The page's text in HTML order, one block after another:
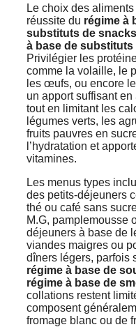
Le choix des
réussite du régime à
substituts de snacks
à base de
Privilégier les
comme la volaille, le
les œufs, ou encore
un apport suffisant
tout en limitant les
légumes verts, les
fruits pauvres en
l’hydratation et
vitamines.
Les menus types
des petits-déjeuners
thé ou café sans
M.G, pamplemousse
déjeuners à base de
viandes maigres ou
dîners légers, parfois
régime à base de
régime à base de
collations restent
composent
fromage blanc ou de